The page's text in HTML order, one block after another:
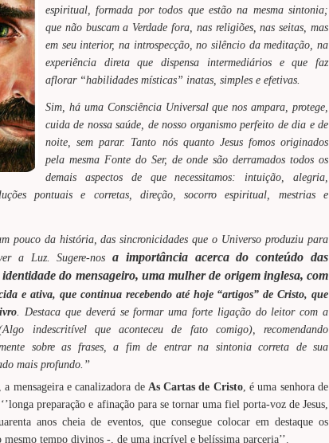
espiritual, formada por todos que estão na mesma sintonia;
que não buscam a Verdade fora, nas religiões, nas seitas, mas
em seu interior, na introspecção, no silêncio da meditação, na
experiência direta que dispensa intermediários e que faz
aflorar “habilidades místicas” inatas, simples e efetivas.
Sim, há uma Consciência Universal que nos ampara, protege,
cuida de nossa saúde, de nosso organismo perfeito de dia e de
noite, sem parar. Tanto nós quanto Jesus fomos originados
pela mesma Fonte do Ser, de onde são derramados todos os
demais aspectos de que necessitamos: intuição, alegria,
pontuais e corretas, direção, socorro espiritual, mestrias e
pouco da história, das sincronicidades que o Universo produziu para
a Luz. Sugere-nosa importância acerca do conteúdo das
do mensageiro, uma mulher de origem inglesa, com
e ativa, que continua recebendo até hoje “artigos” de Cristo, que
. Destaca que deverá se formar uma forte ligação do leitor com a
indescritível que aconteceu de fato comigo), recomendando
sobre as frases, a fim de entrar na sintonia correta de sua
mais profundo.’’
mensageira e canalizadora de As Cartas de Cristo, é uma senhora de
preparação e afinação para se tornar uma fiel porta-voz de Jesus,
anos cheia de eventos, que consegue colocar em destaque os
mesmo tempo divinos -, de uma incrível e belíssima parceria’’.